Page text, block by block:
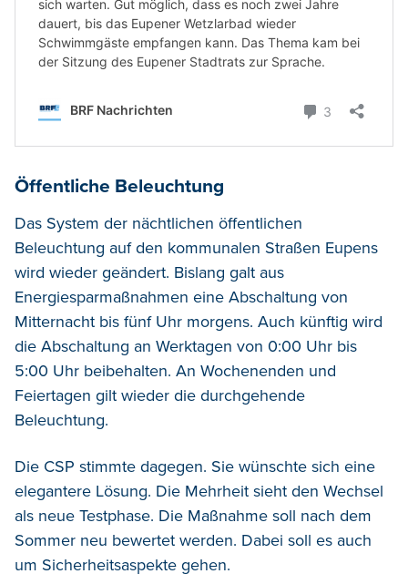
Öffentliche Beleuchtung
Das System der nächtlichen öffentlichen
Beleuchtung auf den kommunalen Straßen Eupens
wird wieder geändert. Bislang galt aus
Energiesparmaßnahmen eine Abschaltung von
Mitternacht bis fünf Uhr morgens. Auch künftig wird
die Abschaltung an Werktagen von 0:00 Uhr bis
5:00 Uhr beibehalten. An Wochenenden und
Feiertagen gilt wieder die durchgehende
Beleuchtung.
Die CSP stimmte dagegen. Sie wünschte sich eine
elegantere Lösung. Die Mehrheit sieht den Wechsel
als neue Testphase. Die Maßnahme soll nach dem
Sommer neu bewertet werden. Dabei soll es auch
um Sicherheitsaspekte gehen.